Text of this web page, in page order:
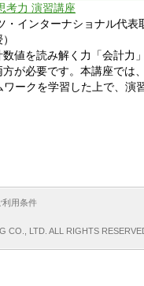
考力 演習講座
・インターナショナル代
値を読み解く力「会計力
が必要です。本講座では
ークを学習した上で、演
利用条件
CO., LTD. ALL RIGHTS